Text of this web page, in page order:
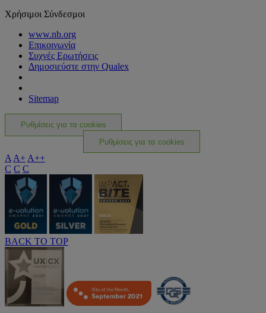
Χρήσιμοι Σύνδεσμοι
www.nb.org
Επικοινωνία
Συχνές Ερωτήσεις
Δημοσιεύστε στην Qualex
Sitemap
Ρυθμίσεις για τα cookies
Ρυθμίσεις για τα cookies
A A+ A++
C C C
BACK TO TOP